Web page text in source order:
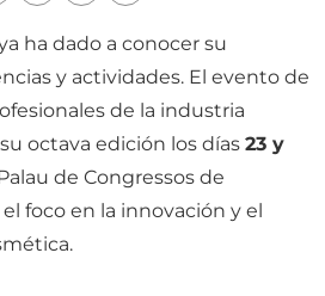
ha dado a conocer su
y actividades. El evento de
de la industria
octava edición los días 23 y
de Congressos de
foco en la innovación y el